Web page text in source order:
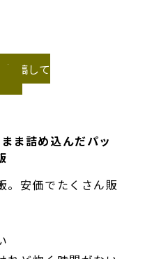
投稿して
ま詰め込んだパッ
。安価でたくさん販